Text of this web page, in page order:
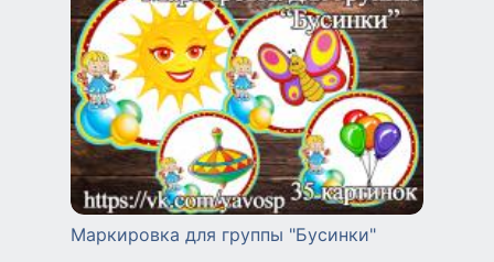
Маркировка для группы "Бусинки"